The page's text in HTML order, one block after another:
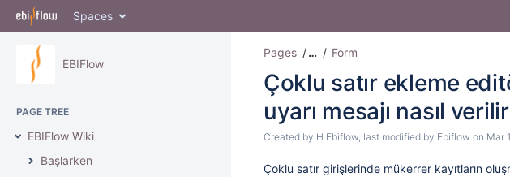
Spaces
EBIFlow
PAGE TREE
EBIFlow Wiki
Başlarken
Pages … Form
Çoklu satır ekleme
uyarı mesajı nasıl
Created by H.Ebiflow, last modified by Ebiflow on Mar
Çoklu satır girişlerinde mükerrer kayıtların